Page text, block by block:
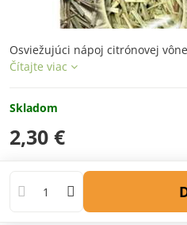
Osviežujúci nápoj citrónovej
Čítajte viac
Skladom
2,30 €